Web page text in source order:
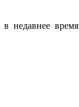
недавнее время